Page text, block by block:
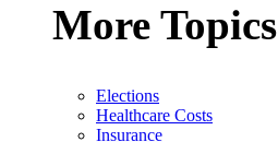
More Topics
Elections
Healthcare Costs
Insurance